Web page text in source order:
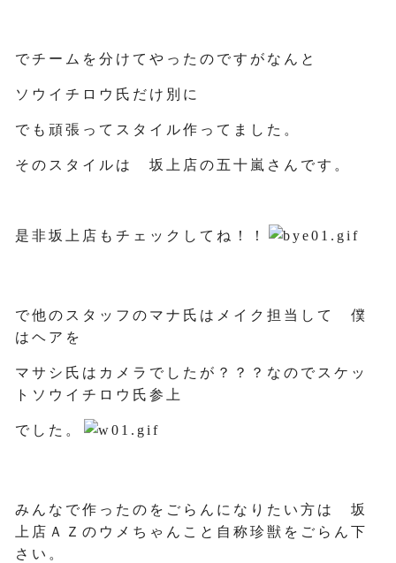
でチームを分けてやったのですがなんと
ソウイチロウ氏だけ別に
でも頑張ってスタイル作ってました。
そのスタイルは 坂上店の五十嵐さんです。
是非坂上店もチェックしてね！！
で他のスタッフのマナ氏はメイク担当して 僕
はヘアを
マサシ氏はカメラでしたが？？？なのでスケッ
トソウイチロウ氏参上
でした。
みんなで作ったのをごらんになりたい方は 坂
上店ＡＺのウメちゃんこと自称珍獣をごらん下
さい。